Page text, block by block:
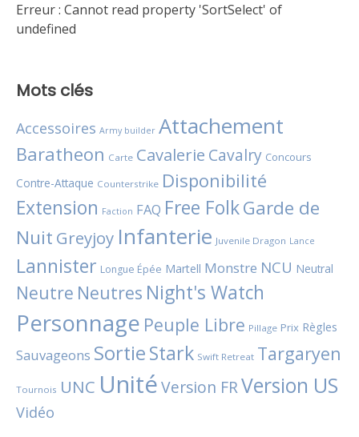
Erreur : Cannot read property 'SortSelect' of
undefined
Mots clés
Accessoires Army builder Attachement
Baratheon Carte Cavalerie Cavalry Concours
Contre-Attaque Counterstrike Disponibilité
Extension Faction FAQ Free FolkGarde de
Nuit Greyjoy Infanterie Juvenile Dragon Lance
Lannister Longue Épée Martell Monstre NCU Neutral
Neutre Neutres Night's Watch
Personnage Peuple Libre Pillage Prix Règles
Sauvageons SortieStark Swift Retreat Targaryen
Tournois UNC UnitéVersion FRVersion US
Vidéo